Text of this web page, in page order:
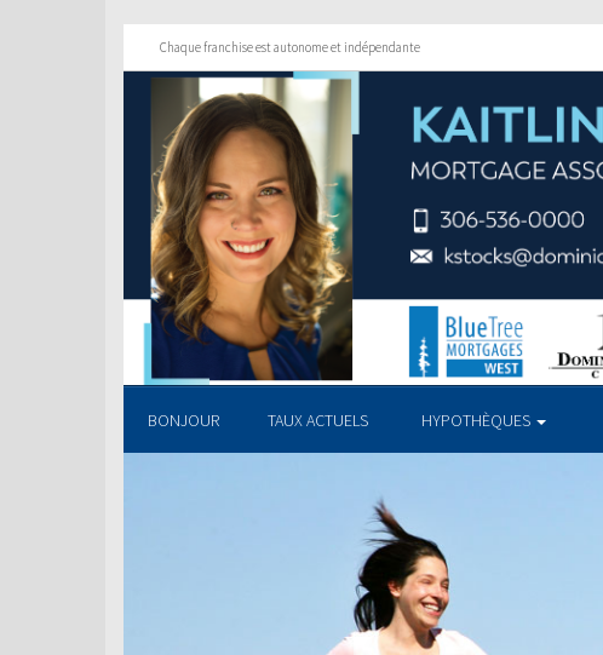
Chaque franchise est autonome et indépendante
BONJOUR TAUX ACTUELS HYPOTHÈQUES